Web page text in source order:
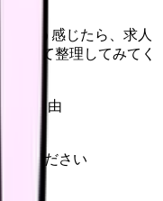
」そう感じたら、求人
分けて整理してみてく
退会自由
てください